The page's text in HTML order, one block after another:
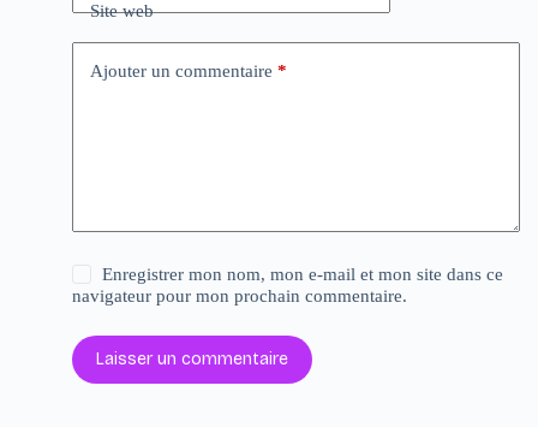
Site web
Ajouter un commentaire *
Enregistrer mon nom, mon e-mail et mon site dans ce
navigateur pour mon prochain commentaire.
Laisser un commentaire